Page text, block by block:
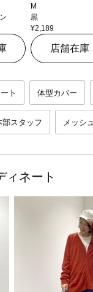
M
黒
¥2,189
店舗在庫
ト 体型カバー
部スタッフ メッシュ
ィネート